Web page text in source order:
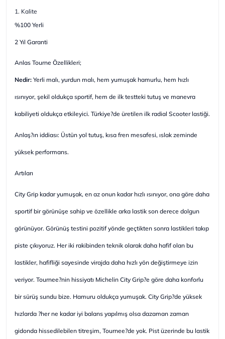
1. Kalite
%100 Yerli
2 Yıl Garanti
Anlas Tourne Özellikleri;
Nedir: Yerli malı, yurdun malı, hem yumuşak hamurlu, hem hızlı
ısınıyor, şekil oldukça sportif, hem de ilk testteki tutuş ve manevra
kabiliyeti oldukça etkileyici. Türkiye?de üretilen ilk radial Scooter lastiği.
Anlaş?ın iddiası: Üstün yol tutuş, kısa fren mesafesi, ıslak zeminde
yüksek performans.
Artıları
City Grip kadar yumuşak, en az onun kadar hızlı ısınıyor, ona göre daha
sportif bir görünüşe sahip ve özellikle arka lastik son derece dolgun
görünüyor. Görünüş testini pozitif yönde geçtikten sonra lastikleri takıp
piste çıkıyoruz. Her iki rakibinden teknik olarak daha hafif olan bu
lastikler, hafifliği sayesinde virajda daha hızlı yön değiştirmeye izin
veriyor. Tournee?nin hissiyatı Michelin City Grip?e göre daha konforlu
bir sürüş sundu bize. Hamuru oldukça yumuşak. City Grip?de yüksek
hızlarda ?her ne kadar iyi balans yapılmış olsa dazaman zaman
gidonda hissedilebilen titreşim, Tournee?de yok. Pist üzerinde bu lastik